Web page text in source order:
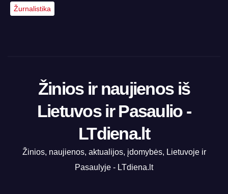
Žurnalistika
Žinios ir naujienos iš
Lietuvos ir Pasaulio -
LTdiena.lt
Žinios, naujienos, aktualijos, įdomybės, Lietuvoje ir
Pasaulyje - LTdiena.lt